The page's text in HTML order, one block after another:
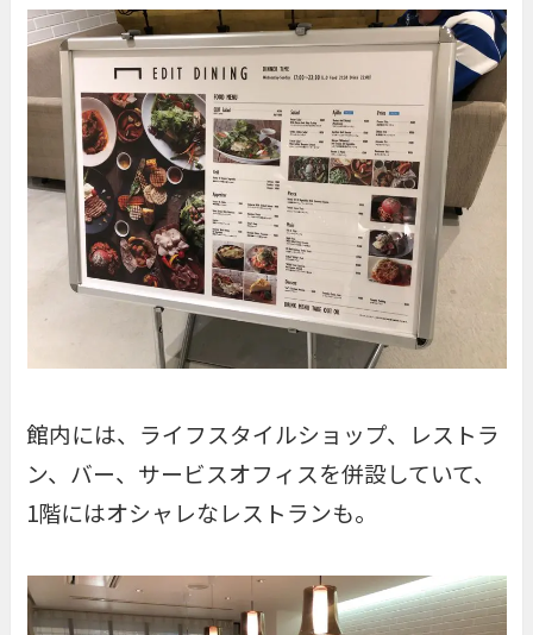
館内には、ライフスタイルショップ、レストラ
ン、バー、サービスオフィスを併設していて、
1階にはオシャレなレストランも。